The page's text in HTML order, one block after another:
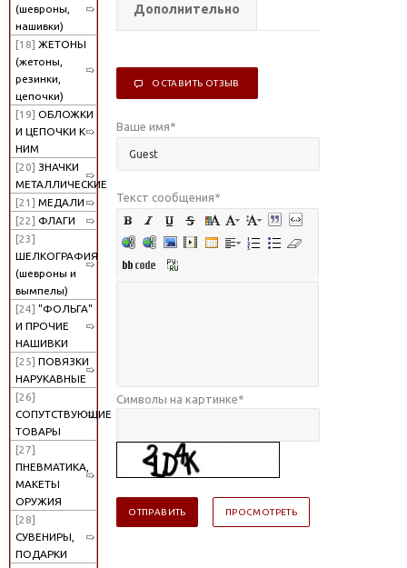
(шевроны,
нашивки)
[18] ЖЕТОНЫ
(жетоны,
резинки,
цепочки)
[19] ОБЛОЖКИ
И ЦЕПОЧКИ К
НИМ
[20] ЗНАЧКИ
МЕТАЛЛИЧЕСКИЕ
[21] МЕДАЛИ
[22] ФЛАГИ
[23]
ШЕЛКОГРАФИЯ
(шевроны и
вымпелы)
[24] "ФОЛЬГА"
И ПРОЧИЕ
НАШИВКИ
[25] ПОВЯЗКИ
НАРУКАВНЫЕ
[26]
СОПУТСТВУЮЩИЕ
ТОВАРЫ
[27]
ПНЕВМАТИКА,
МАКЕТЫ
ОРУЖИЯ
[28]
СУВЕНИРЫ,
ПОДАРКИ
Дополнительно
ОСТАВИТЬ ОТЗЫВ
Ваше имя*
Текст сообщения*
Символы на картинке*